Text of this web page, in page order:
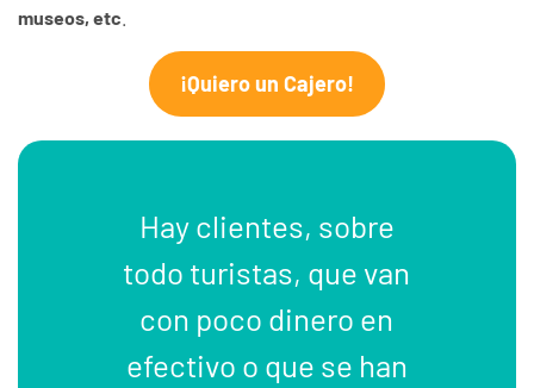
museos, etc
¡Quiero un Cajero!
Hay clientes, sobre
todo turistas, que van
con poco dinero en
efectivo o que se han